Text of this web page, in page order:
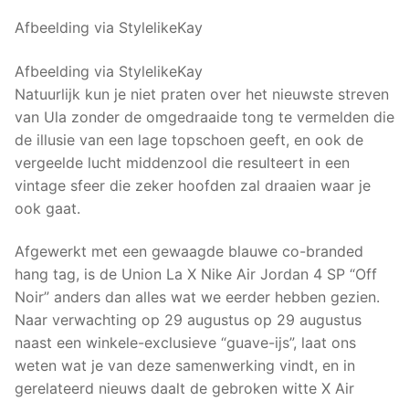
Afbeelding via StylelikeKay
Afbeelding via StylelikeKay
Natuurlijk kun je niet praten over het nieuwste streven
van Ula zonder de omgedraaide tong te vermelden die
de illusie van een lage topschoen geeft, en ook de
vergeelde lucht middenzool die resulteert in een
vintage sfeer die zeker hoofden zal draaien waar je
ook gaat.
Afgewerkt met een gewaagde blauwe co-branded
hang tag, is de Union La X Nike Air Jordan 4 SP “Off
Noir” anders dan alles wat we eerder hebben gezien.
Naar verwachting op 29 augustus op 29 augustus
naast een winkele-exclusieve “guave-ijs”, laat ons
weten wat je van deze samenwerking vindt, en in
gerelateerd nieuws daalt de gebroken witte X Air